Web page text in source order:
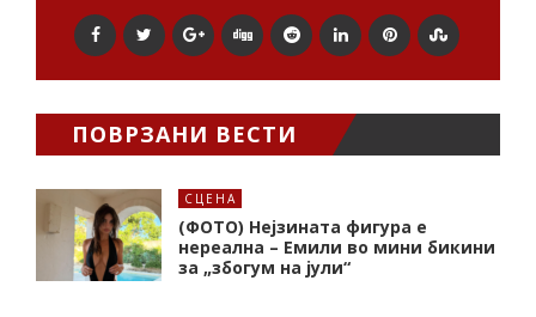
ПОВРЗАНИ ВЕСТИ
СЦЕНА
(ФОТО) Нејзината фигура е
нереална – Емили во мини бикини
за „збогум на јули“